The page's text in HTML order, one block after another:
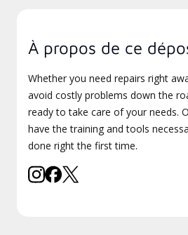
À propos de ce
Whether you need repairs right
avoid costly problems down the
ready to take care of your needs.
have the training and tools
done right the first time.